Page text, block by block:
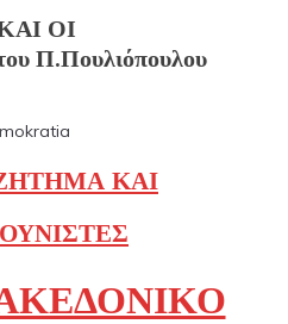
ΟΙ
Π.Πουλιόπουλου
ΚΑΙ